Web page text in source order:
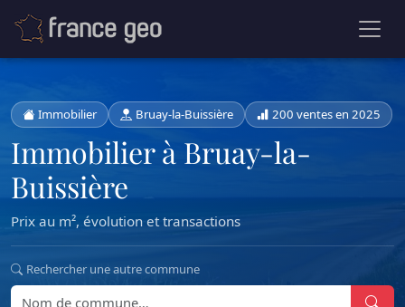
Immobilier Bruay-la-Buissière 200 ventes en 2025
Immobilier à Bruay-la-
Buissière
Prix au m², évolution et transactions
Rechercher une autre commune